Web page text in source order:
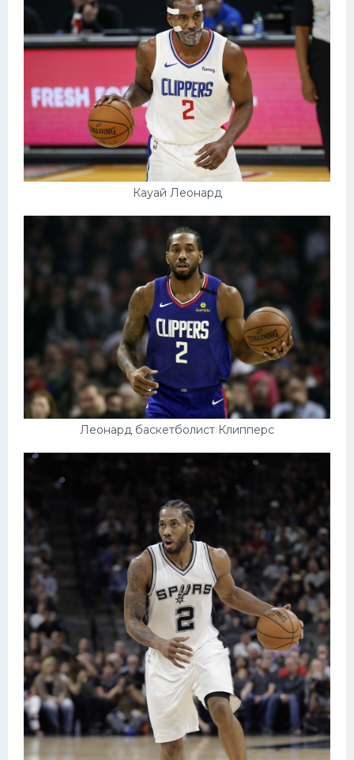
Кауай Леонард
Леонард баскетболист Клипперс